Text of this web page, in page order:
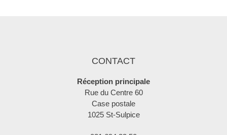
CONTACT
Réception principale
Rue du Centre 60
Case postale
1025 St-Sulpice